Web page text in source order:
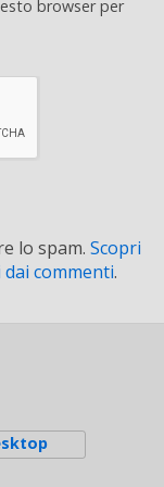
browser per
lo spam. Scopri
commenti.